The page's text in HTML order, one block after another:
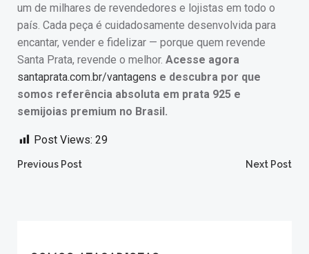
um de milhares de revendedores e lojistas em todo o
país. Cada peça é cuidadosamente desenvolvida para
encantar, vender e fidelizar — porque quem revende
Santa Prata, revende o melhor. Acesse agora
santaprata.com.br/vantagens e descubra por que
somos referência absoluta em prata 925 e
semijoias premium no Brasil.
Post Views: 29
Post
Previous Post Next Post